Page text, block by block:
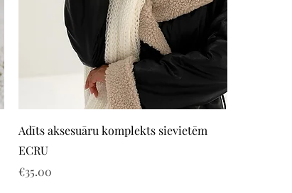
Quick View
Adīts aksesuāru komplekts sievietēm
ECRU
Price
€35.00